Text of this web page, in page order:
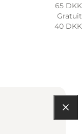
65 DKK
Gratuit
40 DKK